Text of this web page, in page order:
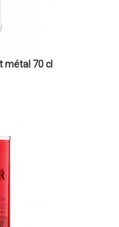
métal 70 cl